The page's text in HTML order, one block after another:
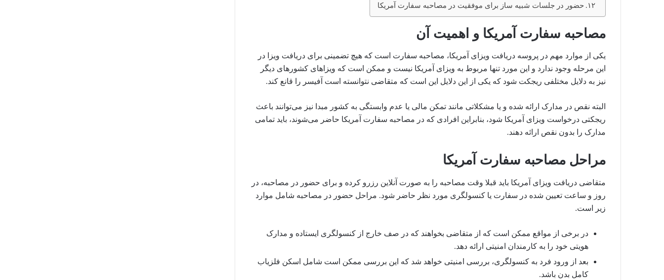
حضور در جلسات شبیه ساز برای موفقیت در مصاحبه سفارت آمریکا
مصاحبه سفارت آمریکا و اهمیت آن
یکی از موارد مهم در پروسه دریافت ویزای آمریکا، مصاحبه سفارت است که هیچ تضمینی برای دریافت ویزا در
این مرحله وجود ندارد و این مورد تنها مربوط به ویزای آمریکا نیست و ممکن است که ویزاهای کشورهای دیگر
نیز به دلایل مختلفی ریجکت شود که یکی از این دلایل این است که متقاضی نتوانسته است آفیسر را قانع کند.
البته نقص در مدارک ارائه شده و یا مشکلاتی مانند تمکن مالی یا عدم وابستگی به کشور مبدا نیز می‌توانند باعث
ریجکتی درخواست ویزای آمریکا شود، بنابراین افرادی که در مصاحبه سفارت آمریکا حاضر می‌شوند، باید تمامی
مدارک را بدون نقص ارائه دهند.
مراحل مصاحبه سفارت آمریکا
متقاضی دریافت ویزای آمریکا باید قبلا وقت مصاحبه را به صورت آنلاین رزرو کرده و برای حضور در مصاحبه، در
روز و ساعت تعیین شده در سفارت یا کنسولگری مورد نظر حاضر شود. مراحل حضور در مصاحبه شامل موارد
زیر است.
در برخی از مواقع ممکن است که از متقاضی بخواهند که در صف خارج از کنسولگری ایستاده و مدارک
هویتی خود را به کارمندان امنیتی ارائه دهد.
بعد از ورود فرد به کنسولگری، بررسی امنیتی خواهد شد که این بررسی ممکن است شامل اسکن فلزیاب
کامل بدن باشد.